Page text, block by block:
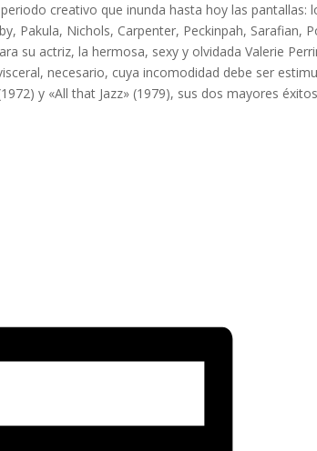
creativo que inunda hasta hoy las pantallas:
Pakula, Nichols, Carpenter, Peckinpah, Sarafian,
su actriz, la hermosa, sexy y olvidada Valerie
necesario, cuya incomodidad debe ser
y «All that Jazz» (1979), sus dos mayores